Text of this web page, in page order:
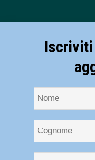
Iscriviti